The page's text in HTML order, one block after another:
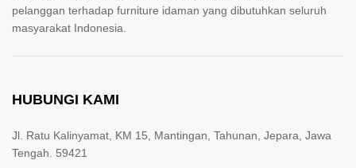
pelanggan terhadap furniture idaman yang dibutuhkan seluruh
masyarakat Indonesia.
HUBUNGI KAMI
Jl. Ratu Kalinyamat, KM 15, Mantingan, Tahunan, Jepara, Jawa
Tengah. 59421